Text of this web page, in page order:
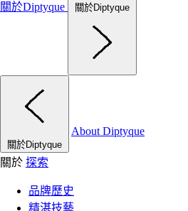
關於Diptyque
關於Diptyque
關於Diptyque
About Diptyque
關於 探索
品牌歷史
精湛技藝